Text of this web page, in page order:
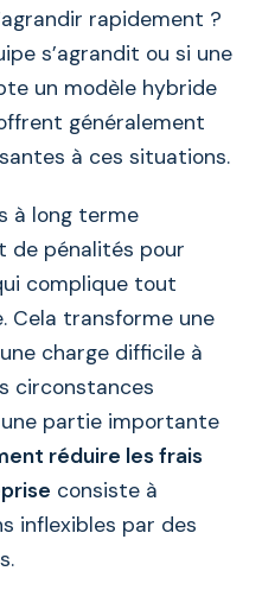
rapidement ?
s’agrandit ou si une
un modèle hybride
généralement
à ces situations.
à long terme
de pénalités pour
complique tout
Cela transforme une
charge difficile à
circonstances
une partie importante
réduire les frais
consiste à
inflexibles par des